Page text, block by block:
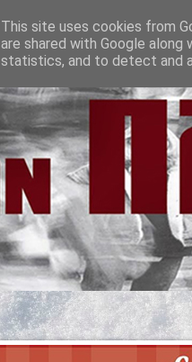
This site uses cookies from
are shared with Google
statistics, and to detect and